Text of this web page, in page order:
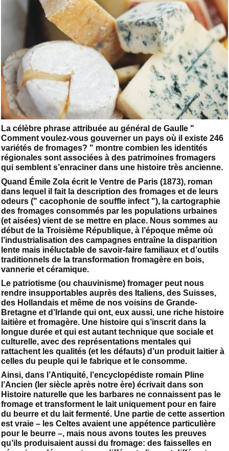
La célèbre phrase attribuée au général de Gaulle "
Comment voulez-vous gouverner un pays où il existe 246
variétés de fromages? " montre combien les identités
régionales sont associées à des patrimoines fromagers
qui semblent s’enraciner dans une histoire très ancienne.
Quand Émile Zola écrit le Ventre de Paris (1873), roman
dans lequel il fait la description des fromages et de leurs
odeurs (" cacophonie de souffle infect "), la cartographie
des fromages consommés par les populations urbaines
(et aisées) vient de se mettre en place. Nous sommes au
début de la Troisième République, à l’époque même où
l’industrialisation des campagnes entraîne la disparition
lente mais inéluctable de savoir-faire familiaux et d’outils
traditionnels de la transformation fromagère en bois,
vannerie et céramique.
Le patriotisme (ou chauvinisme) fromager peut nous
rendre insupportables auprès des Italiens, des Suisses,
des Hollandais et même de nos voisins de Grande-
Bretagne et d’Irlande qui ont, eux aussi, une riche histoire
laitière et fromagère. Une histoire qui s’inscrit dans la
longue durée et qui est autant technique que sociale et
culturelle, avec des représentations mentales qui
rattachent les qualités (et les défauts) d’un produit laitier à
celles du peuple qui le fabrique et le consomme.
Ainsi, dans l’Antiquité, l’encyclopédiste romain Pline
l’Ancien (Ier siècle après notre ère) écrivait dans son
Histoire naturelle que les barbares ne connaissent pas le
fromage et transforment le lait uniquement pour en faire
du beurre et du lait fermenté. Une partie de cette assertion
est vraie – les Celtes avaient une appétence particulière
pour le beurre –, mais nous avons toutes les preuves
qu’ils produisaient aussi du fromage: des faisselles en